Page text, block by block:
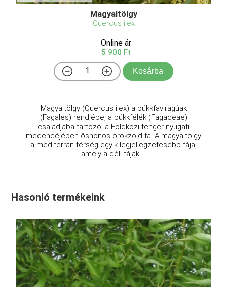
Magyaltölgy
Quercus ilex
Online ár
5 900 Ft
Kosárba
Magyaltölgy (Quercus ilex) a bükkfavirágúak
(Fagales) rendjébe, a bükkfélék (Fagaceae)
családjába tartozó, a Földközi-tenger nyugati
medencéjében őshonos örökzöld fa. A magyaltölgy
a mediterrán térség egyik legjellegzetesebb fája,
amely a déli tájak ...
Hasonló termékeink